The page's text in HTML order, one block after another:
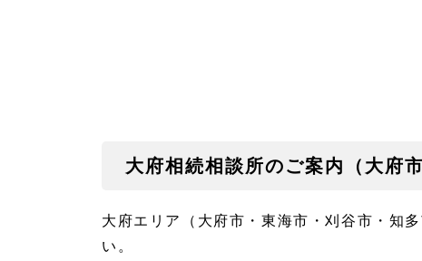
大府相続相談所のご案内（大府市
大府エリア（大府市・東海市・刈谷市・知
い。